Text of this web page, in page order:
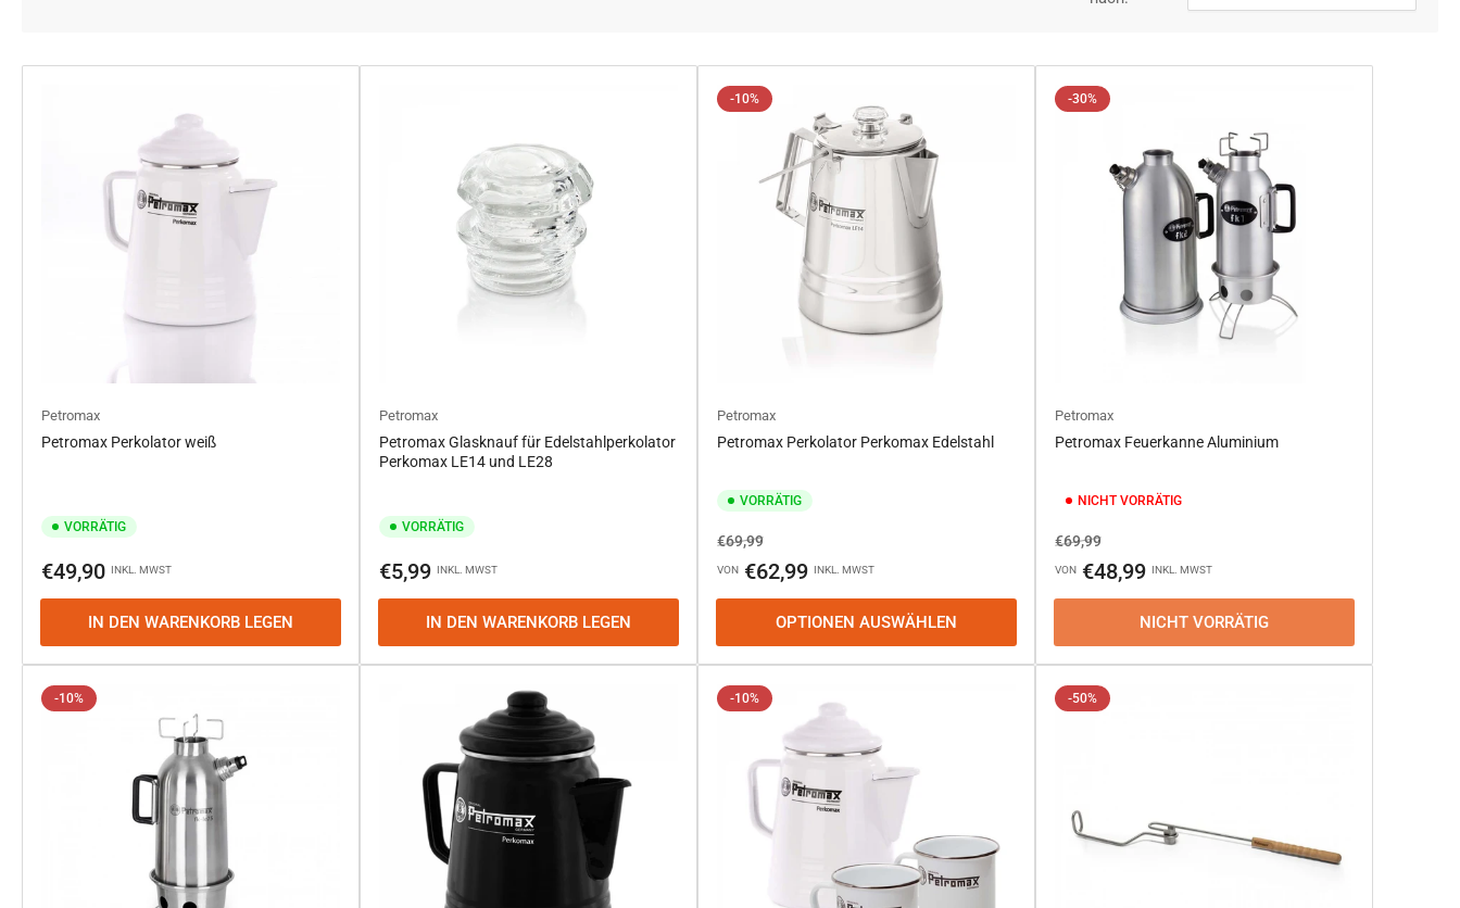
Petromax
Petromax Perkolator weiß
VORRÄTIG
Normaler
€49,90 INKL. MWST
IN DEN WARENKORB LEGEN
Petromax
Petromax Glasknauf für Edelstahlperkolator
Perkomax LE14 und LE28
VORRÄTIG
Normaler
€5,99 INKL. MWST
IN DEN WARENKORB LEGEN
-10%
Petromax
Petromax Perkolator Perkomax Edelstahl
VORRÄTIG
Normaler
Preis
€69,99Ausverkaufspreis
VON €62,99 INKL. MWST
OPTIONEN AUSWÄHLEN
-30%
Petromax
Petromax Feuerkanne Aluminium
NICHT VORRÄTIG
Normaler
Preis
€69,99Ausverkaufspreis
VON €48,99 INKL. MWST
NICHT VORRÄTIG
-10% -10% -50%